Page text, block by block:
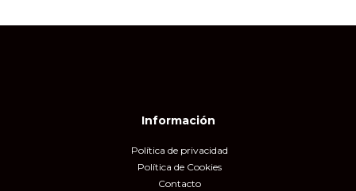
Información
Política de privacidad
Política de Cookies
Contacto